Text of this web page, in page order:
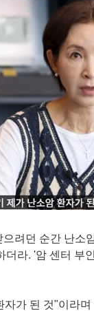
려던 순간 난소
라. '암 센터 부
가 된 것"이라